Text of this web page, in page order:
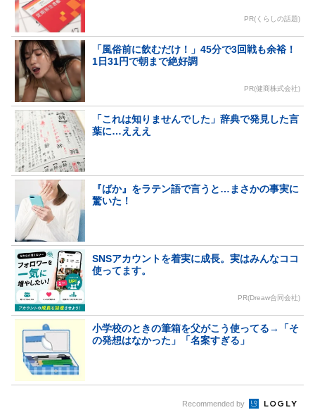
PR(くらしの話題)
「風俗前に飲むだけ！」45分で3回戦も余裕！
1日31円で朝まで絶好調
PR(健商株式会社)
「これは知りませんでした」辞典で発見した言
葉に…えええ
『ばか』をラテン語で言うと…まさかの事実に
驚いた！
SNSアカウントを着実に成長。実はみんなココ
使ってます。
PR(Dreaw合同会社)
小学校のときの筆箱を父がこう使ってる→「そ
の発想はなかった」「名案すぎる」
Recommended by